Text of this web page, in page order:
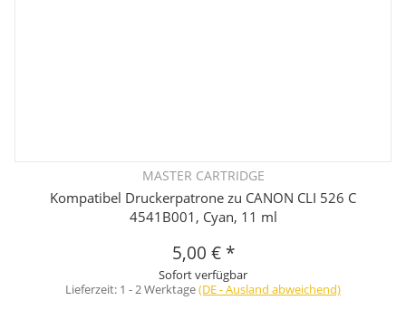
MASTER CARTRIDGE
Kompatibel Druckerpatrone zu CANON CLI 526 C
4541B001, Cyan, 11 ml
5,00 € *
Sofort verfügbar
Lieferzeit: 1 - 2 Werktage(DE - Ausland abweichend)